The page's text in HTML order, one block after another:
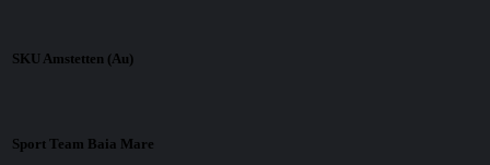
SKU Amstetten (Au)
Sport Team Baia Mare